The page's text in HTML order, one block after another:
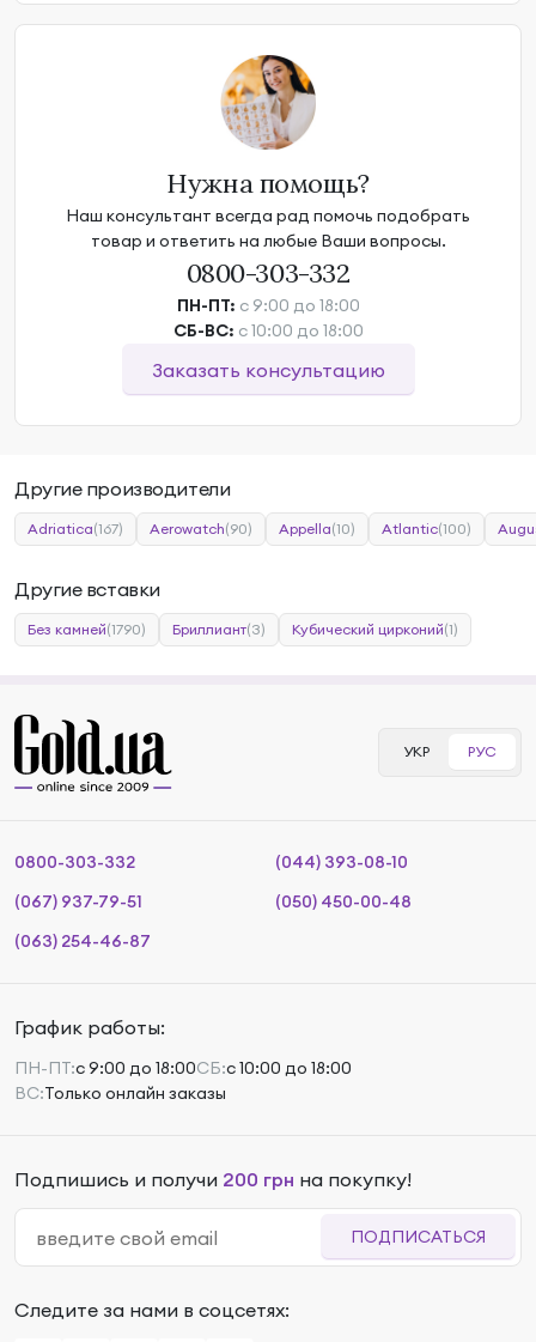
Нужна помощь?
Наш консультант всегда рад помочь подобрать
товар и ответить на любые Ваши вопросы.
0800-303-332
ПН-ПТ: с 9:00 до 18:00
СБ-ВС: с 10:00 до 18:00
Заказать консультацию
Другие производители
Adriatica(167) Aerowatch(90) Appella(10) Atlantic(100)
Другие вставки
Без камней(1790) Бриллиант(3) Кубический цирконий(1)
УКР РУС
0800-303-332
(044) 393-08-10
(067) 937-79-51
(050) 450-00-48
(063) 254-46-87
График работы:
ПН-ПТ:с 9:00 до 18:00СБ:с 10:00 до 18:00
ВС:Только онлайн заказы
Подпишись и получи 200 грн на покупку!
ПОДПИСАТЬСЯ
Следите за нами в соцсетях: